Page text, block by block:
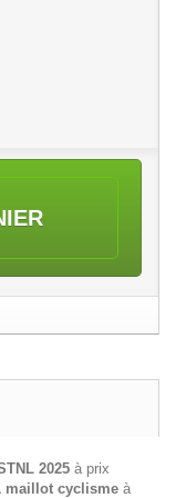
2025 à prix
maillot cyclisme à